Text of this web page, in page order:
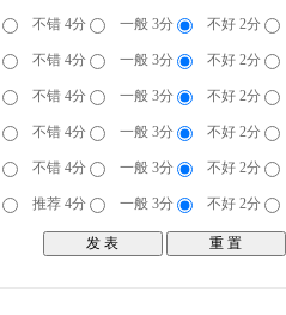
不错 4分 一般 3分 不好 2分
不错 4分 一般 3分 不好 2分
不错 4分 一般 3分 不好 2分
不错 4分 一般 3分 不好 2分
不错 4分 一般 3分 不好 2分
推荐 4分 一般 3分 不好 2分